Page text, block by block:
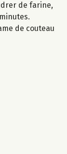
de farine,
de couteau